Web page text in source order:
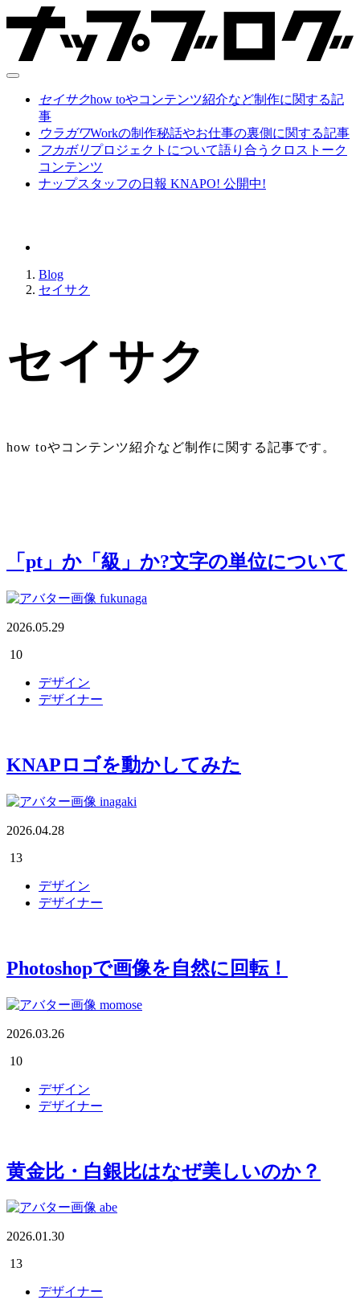
セイサクhow toやコンテンツ紹介など制作に関する記
事
ウラガワWorkの制作秘話やお仕事の裏側に関する記事
フカボリプロジェクトについて語り合うクロストーク
コンテンツ
ナップスタッフの日報 KNAPO! 公開中!
Blog
セイサク
セイサク
how toやコンテンツ紹介など制作に関する記事です。
「pt」か「級」か?文字の単位について
fukunaga
2026.05.29
10
デザイン
デザイナー
KNAPロゴを動かしてみた
inagaki
2026.04.28
13
デザイン
デザイナー
Photoshopで画像を自然に回転！
momose
2026.03.26
10
デザイン
デザイナー
黄金比・白銀比はなぜ美しいのか？
abe
2026.01.30
13
デザイナー